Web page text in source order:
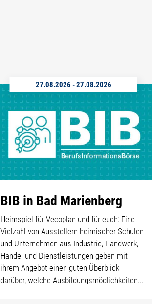
27.08.2026 -27.08.2026
BIB in Bad Marienberg
Heimspiel für Vecoplan und für euch: Eine
Vielzahl von Ausstellern heimischer Schulen
und Unternehmen aus Industrie, Handwerk,
Handel und Dienstleistungen geben mit
ihrem Angebot einen guten Überblick
darüber, welche Ausbildungsmöglichkeiten...